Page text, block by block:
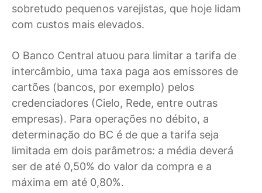
sobretudo pequenos varejistas, que hoje lidam
com custos mais elevados.
O Banco Central atuou para limitar a tarifa de
intercâmbio, uma taxa paga aos emissores de
cartões (bancos, por exemplo) pelos
credenciadores (Cielo, Rede, entre outras
empresas). Para operações no débito, a
determinação do BC é de que a tarifa seja
limitada em dois parâmetros: a média deverá
ser de até 0,50% do valor da compra e a
máxima em até 0,80%.